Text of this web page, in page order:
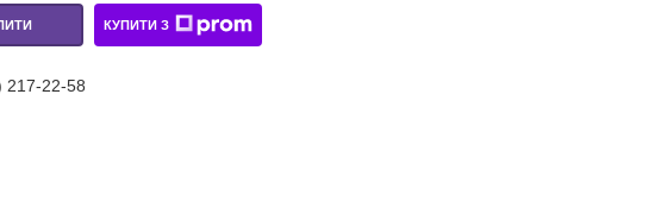
КУПИТИ З
217-22-58